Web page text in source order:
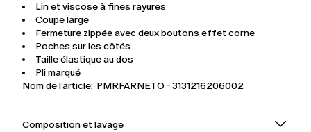
Lin et viscose à fines rayures
Coupe large
Fermeture zippée avec deux boutons effet corne
Poches sur les côtés
Taille élastique au dos
Pli marqué
Nom de l’article: PMRFARNETO - 3131216206002
Composition et lavage